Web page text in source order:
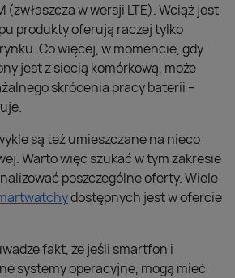
(zwłaszcza w wersji LTE). Wciąż jest
produkty oferują raczej tylko
Co więcej, w momencie, gdy
jest z siecią komórkową, może
skrócenia pracy baterii –
są też umieszczane na nieco
Warto więc szukać w tym zakresie
poszczególne oferty. Wiele
dostępnych jest w ofercie
fakt, że jeśli smartfon i
systemy operacyjne, mogą mieć